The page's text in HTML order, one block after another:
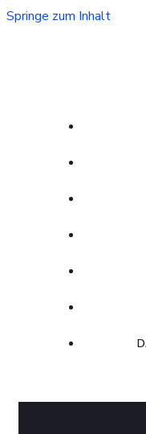
Springe zum Inhalt